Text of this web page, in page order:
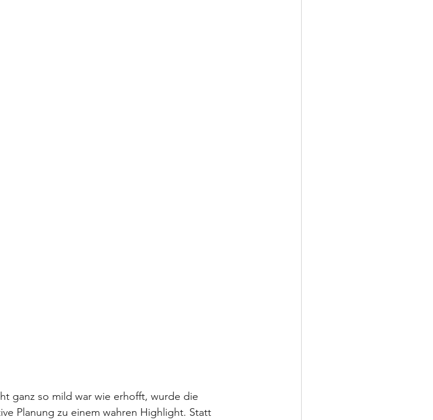
ganz so mild war wie erhofft, wurde die
Planung zu einem wahren Highlight. Statt